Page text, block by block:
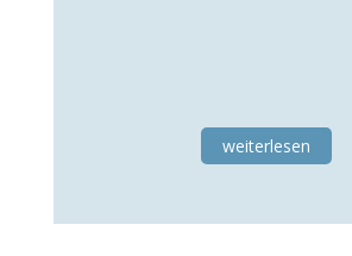
weiterlesen